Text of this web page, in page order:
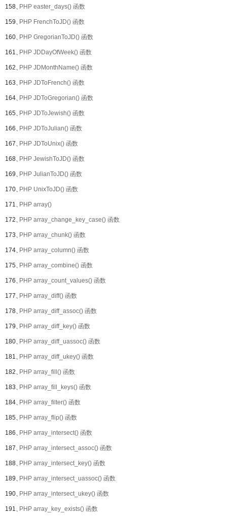
158、PHP easter_days() 函数
159、PHP FrenchToJD() 函数
160、PHP GregorianToJD() 函数
161、PHP JDDayOfWeek() 函数
162、PHP JDMonthName() 函数
163、PHP JDToFrench() 函数
164、PHP JDToGregorian() 函数
165、PHP JDToJewish() 函数
166、PHP JDToJulian() 函数
167、PHP JDToUnix() 函数
168、PHP JewishToJD() 函数
169、PHP JulianToJD() 函数
170、PHP UnixToJD() 函数
171、PHP array()
172、PHP array_change_key_case() 函数
173、PHP array_chunk() 函数
174、PHP array_column() 函数
175、PHP array_combine() 函数
176、PHP array_count_values() 函数
177、PHP array_diff() 函数
178、PHP array_diff_assoc() 函数
179、PHP array_diff_key() 函数
180、PHP array_diff_uassoc() 函数
181、PHP array_diff_ukey() 函数
182、PHP array_fill() 函数
183、PHP array_fill_keys() 函数
184、PHP array_filter() 函数
185、PHP array_flip() 函数
186、PHP array_intersect() 函数
187、PHP array_intersect_assoc() 函数
188、PHP array_intersect_key() 函数
189、PHP array_intersect_uassoc() 函数
190、PHP array_intersect_ukey() 函数
191、PHP array_key_exists() 函数